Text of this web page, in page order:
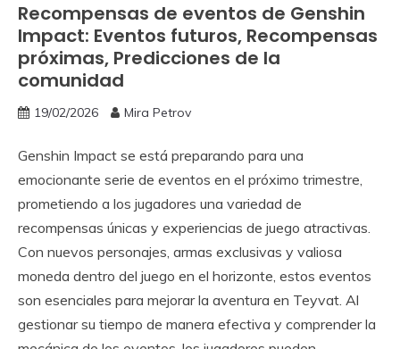
Recompensas de eventos de Genshin
Impact: Eventos futuros, Recompensas
próximas, Predicciones de la
comunidad
19/02/2026 Mira Petrov
Genshin Impact se está preparando para una
emocionante serie de eventos en el próximo trimestre,
prometiendo a los jugadores una variedad de
recompensas únicas y experiencias de juego atractivas.
Con nuevos personajes, armas exclusivas y valiosa
moneda dentro del juego en el horizonte, estos eventos
son esenciales para mejorar la aventura en Teyvat. Al
gestionar su tiempo de manera efectiva y comprender la